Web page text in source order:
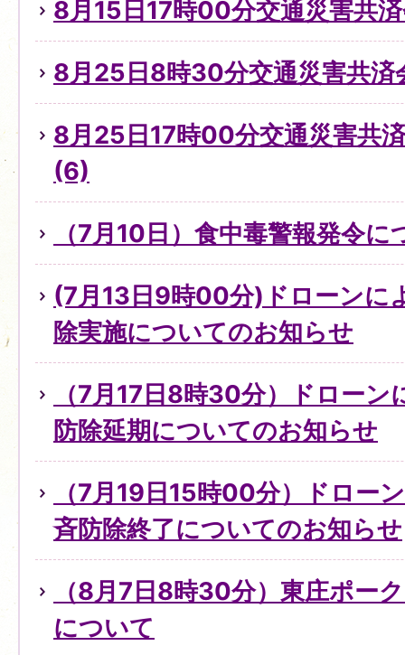
8月15日17時00分交通災害共
8月25日8時30分交通災害共
8月25日17時00分交通災害共
(6)
（7月10日）食中毒警報発令に
(7月13日9時00分)ドローンに
除実施についてのお知らせ
（7月17日8時30分）ドローン
防除延期についてのお知らせ
（7月19日15時00分）ドロー
斉防除終了についてのお知らせ
（8月7日8時30分）東庄ポー
について